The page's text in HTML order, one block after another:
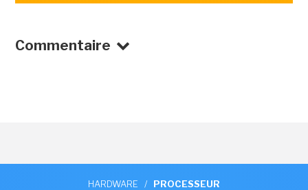
Commentaire
HARDWARE / PROCESSEUR